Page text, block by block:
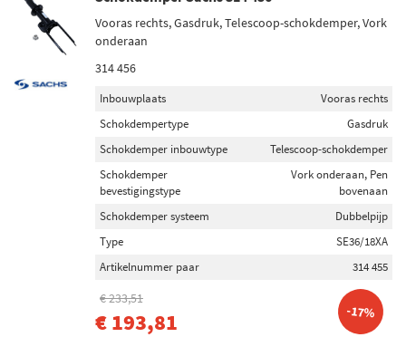
Vooras rechts, Gasdruk, Telescoop-schokdemper, Vork
onderaan
314 456
Inbouwplaats
Vooras rechts
Schokdempertype
Gasdruk
Schokdemper inbouwtype
Telescoop-schokdemper
Schokdemper
bevestigingstype
Vork onderaan, Pen
bovenaan
Schokdemper systeem
Dubbelpijp
Type
SE36/18XA
Artikelnummer paar
314 455
€ 233,51
€ 193,81 -17%